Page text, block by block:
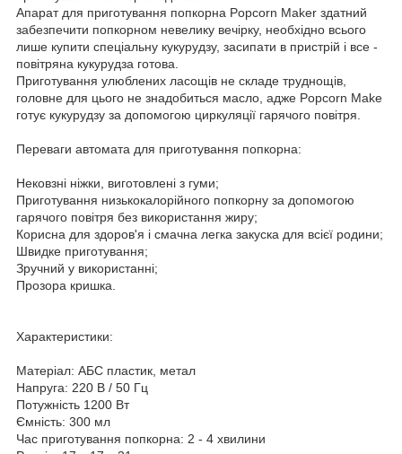
Апарат для приготування попкорна Popcorn Maker здатний
забезпечити попкорном невелику вечірку, необхідно всього
лише купити спеціальну кукурудзу, засипати в пристрій і все -
повітряна кукурудза готова.
Приготування улюблених ласощів не складе труднощів,
головне для цього не знадобиться масло, адже Popcorn Make
готує кукурудзу за допомогою циркуляції гарячого повітря.
Переваги автомата для приготування попкорна:
Нековзні ніжки, виготовлені з гуми;
Приготування низькокалорійного попкорну за допомогою
гарячого повітря без використання жиру;
Корисна для здоров'я і смачна легка закуска для всієї родини;
Швидке приготування;
Зручний у використанні;
Прозора кришка.
Характеристики:
Матеріал: АБС пластик, метал
Напруга: 220 В / 50 Гц
Потужність 1200 Вт
Ємність: 300 мл
Час приготування попкорна: 2 - 4 хвилини